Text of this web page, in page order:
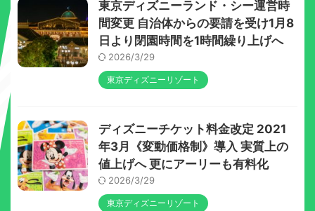
東京ディズニーランド・シー運営時
間変更 自治体からの要請を受け1月8
日より閉園時間を1時間繰り上げへ
2026/3/29
東京ディズニーリゾート
ディズニーチケット料金改定 2021
年3月《変動価格制》導入 実質上の
値上げへ 更にアーリーも有料化
2026/3/29
東京ディズニーリゾート